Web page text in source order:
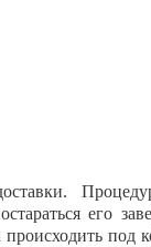
его
под